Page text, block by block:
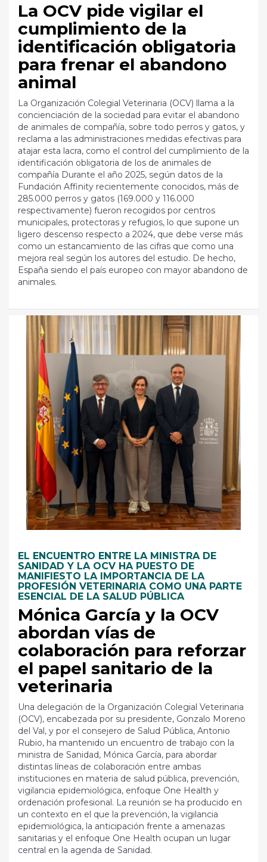
La OCV pide vigilar el
cumplimiento de la
identificación obligatoria
para frenar el abandono
animal
La Organización Colegial Veterinaria (OCV) llama a la
concienciación de la sociedad para evitar el abandono
de animales de compañía, sobre todo perros y gatos, y
reclama a las administraciones medidas efectivas para
atajar esta lacra, como el control del cumplimiento de la
identificación obligatoria de los de animales de
compañía Durante el año 2025, según datos de la
Fundación Affinity recientemente conocidos, más de
285.000 perros y gatos (169.000 y 116.000
respectivamente) fueron recogidos por centros
municipales, protectoras y refugios, lo que supone un
ligero descenso respecto a 2024, que debe verse más
como un estancamiento de las cifras que como una
mejora real según los autores del estudio. De hecho,
España siendo el país europeo con mayor abandono de
animales.
EL ENCUENTRO ENTRE LA MINISTRA DE
SANIDAD Y LA OCV HA PUESTO DE
MANIFIESTO LA IMPORTANCIA DE LA
PROFESIÓN VETERINARIA COMO UNA PARTE
ESENCIAL DE LA SALUD PÚBLICA
Mónica García y la OCV
abordan vías de
colaboración para reforzar
el papel sanitario de la
veterinaria
Una delegación de la Organización Colegial Veterinaria
(OCV), encabezada por su presidente, Gonzalo Moreno
del Val, y por el consejero de Salud Pública, Antonio
Rubio, ha mantenido un encuentro de trabajo con la
ministra de Sanidad, Mónica García, para abordar
distintas líneas de colaboración entre ambas
instituciones en materia de salud pública, prevención,
vigilancia epidemiológica, enfoque One Health y
ordenación profesional. La reunión se ha producido en
un contexto en el que la prevención, la vigilancia
epidemiológica, la anticipación frente a amenazas
sanitarias y el enfoque One Health ocupan un lugar
central en la agenda de Sanidad.